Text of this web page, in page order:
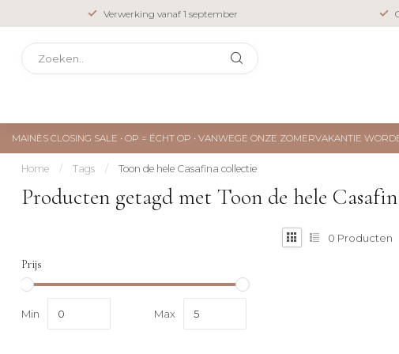
Verwerking vanaf 1 september
MAINÈS CLOSING SALE • OP = ÉCHT OP • VANWEGE ONZE ZOMERVAKANTIE
Home / Tags / Toon de hele Casafina collectie
Producten getagd met Toon de hele
Prijs
Min Max
0 Producten